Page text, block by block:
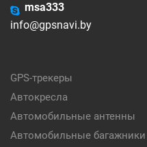
msa333
info@gpsnavi.by
GPS-трекеры
Автокресла
Автомобильные антенны
Автомобильные багажники